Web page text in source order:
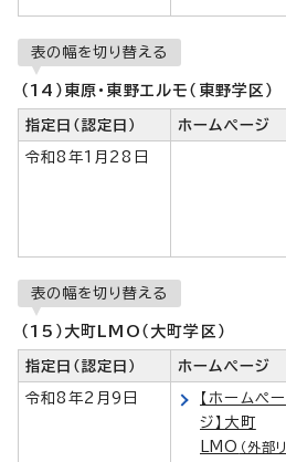
表の幅を切り替える
（14）東原・東野エルモ（東野学区）
指定日（認定日） ホームページ
令和8年1月28日
表の幅を切り替える
（15）大町LMO（大町学区）
指定日（認定日） ホームページ
令和8年2月9日
【ホームペー
ジ】大町
LMO （外部リ